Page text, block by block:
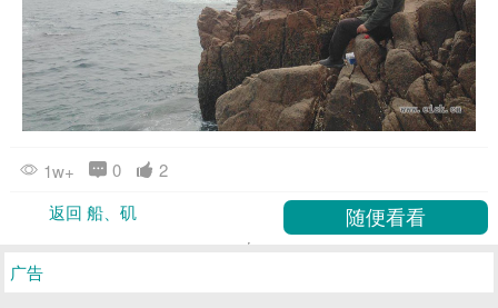
1w+ 0
2
返回 船、矶
广告